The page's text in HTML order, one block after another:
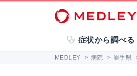
症状から調べる
MEDLEY > 病院 > 岩手県